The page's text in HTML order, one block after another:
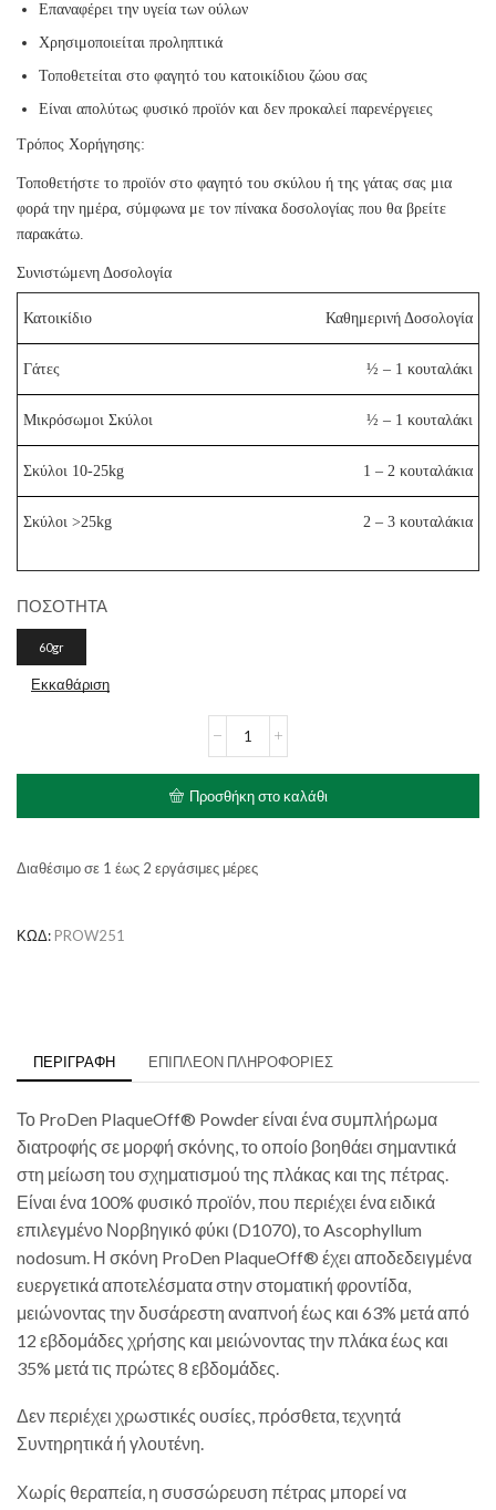
Επαναφέρει την υγεία των ούλων
Χρησιμοποιείται προληπτικά
Τοποθετείται στο φαγητό του κατοικίδιου ζώου σας
Είναι απολύτως φυσικό προϊόν και δεν προκαλεί παρενέργειες
Τρόπος Χορήγησης:
Τοποθετήστε το προϊόν στο φαγητό του σκύλου ή της γάτας σας μια
φορά την ημέρα, σύμφωνα με τον πίνακα δοσολογίας που θα βρείτε
παρακάτω.
Συνιστώμενη Δοσολογία
Κατοικίδιο Καθημερινή Δοσολογία
Γάτες ½ – 1 κουταλάκι
Μικρόσωμοι Σκύλοι ½ – 1 κουταλάκι
Σκύλοι 10-25kg 1 – 2 κουταλάκια
Σκύλοι >25kg 2 – 3 κουταλάκια
ΠΟΣΟΤΗΤΑ
60gr
Εκκαθάριση
PlaqueOff
Σκόνη
ποσότητα
Προσθήκη στο καλάθι
Διαθέσιμο σε 1 έως 2 εργάσιμες μέρες
ΚΩΔ: PROW251
ΠΕΡΙΓΡΑΦΉ ΕΠΙΠΛΈΟΝ ΠΛΗΡΟΦΟΡΊΕΣ
Το ProDen PlaqueOff® Powder είναι ένα συμπλήρωμα
διατροφής σε μορφή σκόνης, το οποίο βοηθάει σημαντικά
στη μείωση του σχηματισμού της πλάκας και της πέτρας.
Είναι ένα 100% φυσικό προϊόν, που περιέχει ένα ειδικά
επιλεγμένο Νορβηγικό φύκι (D1070), το Ascophyllum
nodosum. Η σκόνη ProDen PlaqueOff® έχει αποδεδειγμένα
ευεργετικά αποτελέσματα στην στοματική φροντίδα,
μειώνοντας την δυσάρεστη αναπνοή έως και 63% μετά από
12 εβδομάδες χρήσης και μειώνοντας την πλάκα έως και
35% μετά τις πρώτες 8 εβδομάδες.
Δεν περιέχει χρωστικές ουσίες, πρόσθετα, τεχνητά
Συντηρητικά ή γλουτένη.
Χωρίς θεραπεία, η συσσώρευση πέτρας μπορεί να